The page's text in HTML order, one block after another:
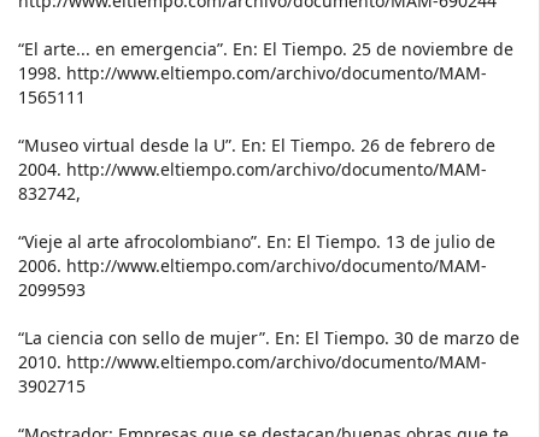
“El arte... en emergencia”. En: El Tiempo. 25 de noviembre de
1998. http://www.eltiempo.com/archivo/documento/MAM-
1565111
“Museo virtual desde la U”. En: El Tiempo. 26 de febrero de
2004. http://www.eltiempo.com/archivo/documento/MAM-
832742,
“Vieje al arte afrocolombiano”. En: El Tiempo. 13 de julio de
2006. http://www.eltiempo.com/archivo/documento/MAM-
2099593
“La ciencia con sello de mujer”. En: El Tiempo. 30 de marzo de
2010. http://www.eltiempo.com/archivo/documento/MAM-
3902715